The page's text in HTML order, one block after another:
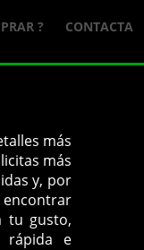
? CONTACTA
más
más
y, por
encontrar
tu gusto,
rápida e